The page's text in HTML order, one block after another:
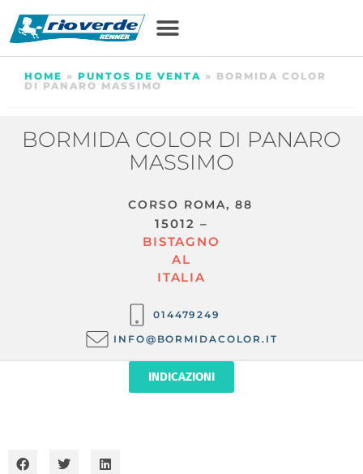
HOME » PUNTOS DE VENTA » BORMIDA COLOR
DI PANARO MASSIMO
BORMIDA COLOR DI PANARO
MASSIMO
CORSO ROMA, 88
15012 –
BISTAGNO
AL
ITALIA
014479249
INFO@BORMIDACOLOR.IT
INDICAZIONI